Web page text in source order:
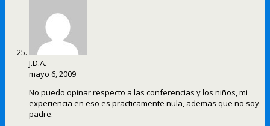
J.D.A.
mayo 6, 2009
No puedo opinar respecto a las conferencias y los niños, mi
experiencia en eso es practicamente nula, ademas que no soy
padre.